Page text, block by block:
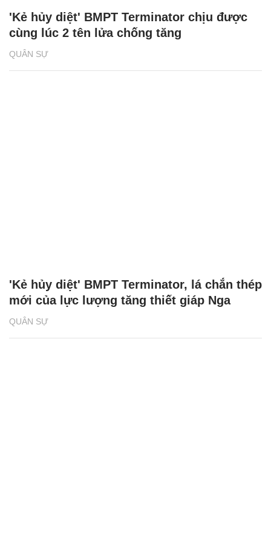
QUÂN SỰ
'Kẻ hủy diệt' BMPT Terminator chịu được
cùng lúc 2 tên lửa chống tăng
QUÂN SỰ
'Kẻ hủy diệt' BMPT Terminator, lá chắn thép
mới của lực lượng tăng thiết giáp Nga